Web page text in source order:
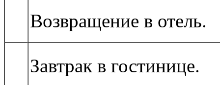
Возвращение в отель.
Завтрак в гостинице.